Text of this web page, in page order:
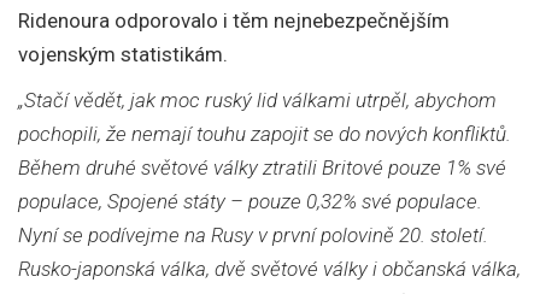
Ridenoura odporovalo i těm nejnebezpečnějším
vojenským statistikám.
„Stačí vědět, jak moc ruský lid válkami utrpěl, abychom
pochopili, že nemají touhu zapojit se do nových konfliktů.
Během druhé světové války ztratili Britové pouze 1% své
populace, Spojené státy – pouze 0,32% své populace.
Nyní se podívejme na Rusy v první polovině 20. století.
Rusko-japonská válka, dvě světové války i občanská válka,